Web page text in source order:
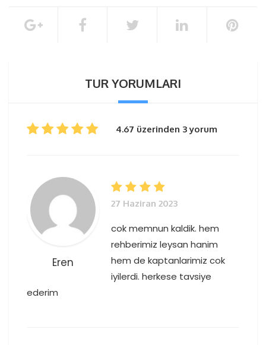
Klimalı otobüsler ile transfer
Öğle yemeği
WhatsApp'tan rezervasyon yapın
toplam rezervasyon tutarının %100’ü
İptal Politikası
TUR YORUMLARI
4.67 üzerinden 3 yorum
Eren
27 Haziran 2023
cok memnun kaldik. hem
rehberimiz leysan hanim
hem de kaptanlarimiz cok
iyilerdi. herkese tavsiye
ederim